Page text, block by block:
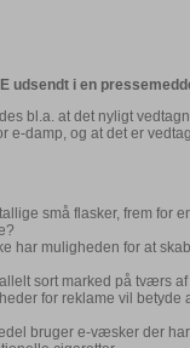
udsendt i en
bl.a. at det nyligt
damp, og at det er
små flasker, frem for
har muligheden for at
sort marked på tværs
for reklame vil betyde
bruger e-væsker der